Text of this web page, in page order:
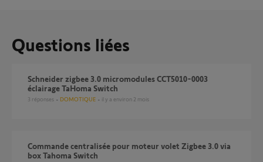
Questions liées
Schneider zigbee 3.0 micromodules CCT5010-0003
éclairage TaHoma Switch
3 réponses DOMOTIQUE il y a environ 2 mois
Commande centralisée pour moteur volet Zigbee 3.0 via
box Tahoma Switch